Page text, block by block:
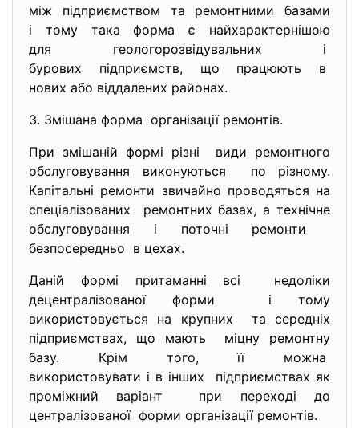
між підприємством та ремонтними базами
і тому така форма є найхарактернішою
для геологорозвідувальних і
бурових підприємств, що працюють в
нових або віддалених районах.
3. Змішана форма організації ремонтів.
При змішаній формі різні види ремонтного
обслуговування виконуються по різному.
Капітальні ремонти звичайно проводяться на
спеціалізованих ремонтних базах, а технічне
обслуговування і поточні ремонти
безпосередньо в цехах.
Даній формі притаманні всі недоліки
децентралізованої форми і тому
використовується на крупних та середніх
підприємствах, що мають міцну ремонтну
базу. Крім того, її можна
використовувати і в інших підприємствах як
проміжний варіант при переході до
централізованої форми організації ремонтів.